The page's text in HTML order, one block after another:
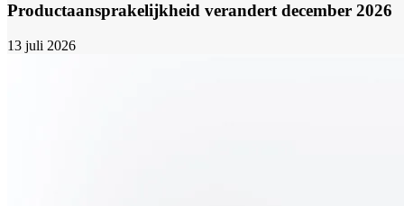
Productaansprakelijkheid verandert december 2026
13 juli 2026